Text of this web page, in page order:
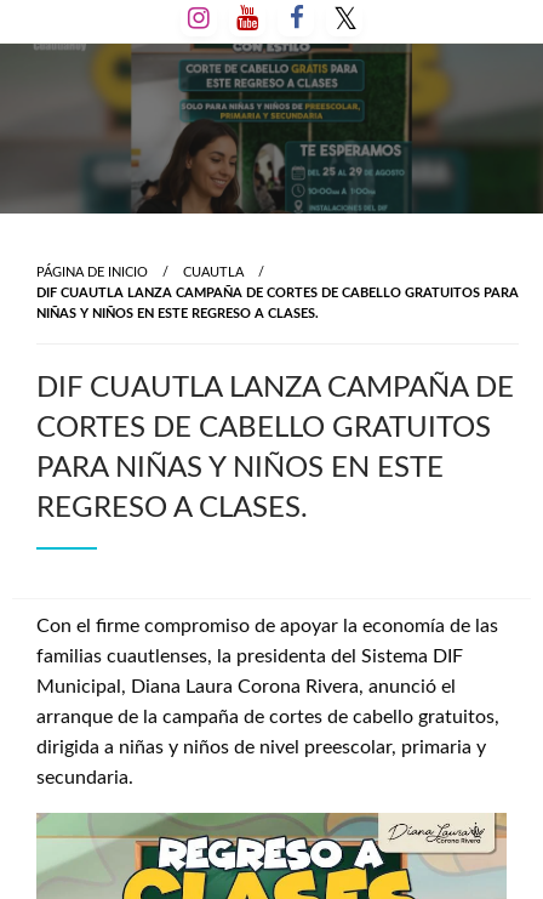
al
PÁGINA DE INICIO
CUAUTLA
DIF CUAUTLA LANZA CAMPAÑA DE CORTES DE CABELLO GRATUITOS PARA
NIÑAS Y NIÑOS EN ESTE REGRESO A CLASES.
DIF CUAUTLA LANZA CAMPAÑA DE
CORTES DE CABELLO GRATUITOS
PARA NIÑAS Y NIÑOS EN ESTE
REGRESO A CLASES.
Con el firme compromiso de apoyar la economía de las
familias cuautlenses, la presidenta del Sistema DIF
Municipal, Diana Laura Corona Rivera, anunció el
arranque de la campaña de cortes de cabello gratuitos,
dirigida a niñas y niños de nivel preescolar, primaria y
secundaria.